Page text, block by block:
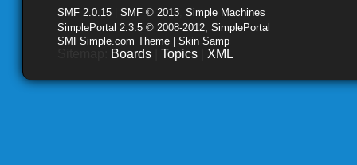
SMF 2.0.15 SMF © 2013 Simple Machines
SimplePortal 2.3.5 © 2008-2012, SimplePortal
SMFSimple.com Theme | Skin Samp
Boards Topics XML